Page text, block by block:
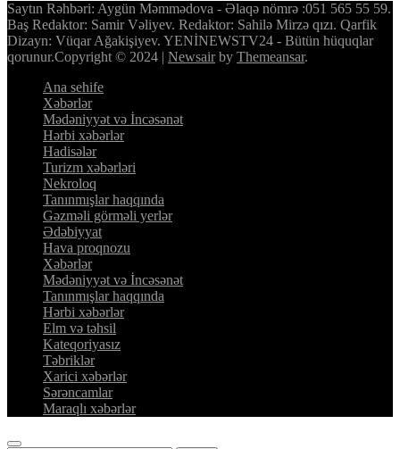
Saytın Rəhbəri: Aygün Məmmədova - Əlaqə nömrə :051 565 55 59.
Baş Redaktor: Samir Vəliyev. Redaktor: Sahilə Mirzə qızı. Qarfik
Dizayn: Vüqar Ağakişiyev. YENİNEWSTV24 - Bütün hüquqlar
qorunur.Copyright © 2024 | Newsairby Themeansar.
Ana sehife
Xəbərlər
Mədəniyyət və İncəsənət
Hərbi xəbərlər
Hadisələr
Turizm xəbərləri
Nekroloq
Tanınmışlar haqqında
Gəzməli görməli yerlər
Ədəbiyyat
Hava proqnozu
Xəbərlər
Mədəniyyət və İncəsənət
Tanınmışlar haqqında
Hərbi xəbərlər
Elm və təhsil
Kateqoriyasız
Təbriklər
Xarici xəbərlər
Sərəncamlar
Maraqlı xəbərlər